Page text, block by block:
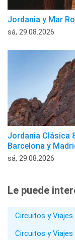
Jordania y Mar
sá, 29.08.2026
Jordania Clásica
Barcelona y
sá, 29.08.2026
Le puede
Circuitos y Viajes
Circuitos y Viajes